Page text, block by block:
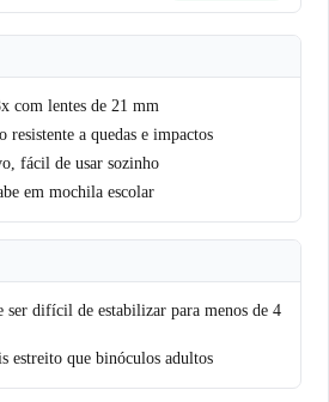
com lentes de 21 mm
resistente a quedas e impactos
fácil de usar sozinho
em mochila escolar
ser difícil de estabilizar para menos de 4
estreito que binóculos adultos